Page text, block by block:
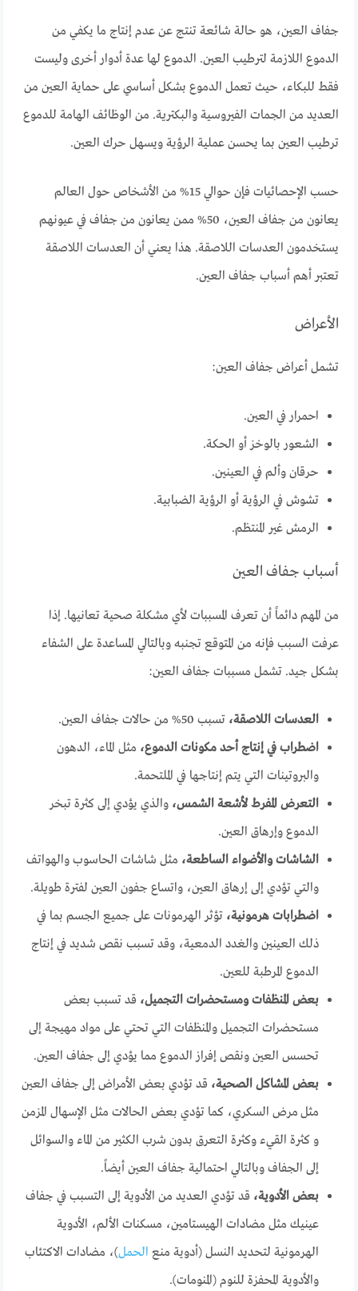
جفاف العين، هو حالة شائعة تنتج عن عدم إنتاج ما يكفي من
الدموع اللازمة لترطيب العين. الدموع لها عدة أدوار أخرى وليست
فقط للبكاء، حيث تعمل الدموع بشكل أساسي على حماية العين من
العديد من الجمات الفيروسية والبكترية. من الوظائف الهامة للدموع
ترطيب العين بما يحسن عملية الرؤية ويسهل حرك العين.
حسب الإحصائيات فإن حوالي 15% من الأشخاص حول العالم
يعانون من جفاف العين، 50% ممن يعانون من جفاف في عيونهم
يستخدمون العدسات اللاصقة. هذا يعني أن العدسات اللاصقة
تعتبر أهم أسباب جفاف العين.
الأعراض
تشمل أعراض جفاف العين:
احمرار في العين.
الشعور بالوخز أو الحكة.
حرقان وألم في العينين.
تشوش في الرؤية أو الرؤية الضبابية.
الرمش غير المنتظم.
أسباب جفاف العين
من المهم دائماً أن تعرف المسببات لأي مشكلة صحية تعانيها. إذا
عرفت السبب فإنه من المتوقع تجنبه وبالتالي المساعدة على الشفاء
بشكل جيد. تشمل مسببات جفاف العين:
العدسات اللاصقة، تسبب 50% من حالات جفاف العين.
اضطراب في إنتاج أحد مكونات الدموع، مثل الماء، الدهون
والبروتينات التي يتم إنتاجها في الملتحمة.
التعرض المفرط لأشعة الشمس، والذي يؤدي إلى كثرة تبخر
الدموع وإرهاق العين.
الشاشات والأضواء الساطعة، مثل شاشات الحاسوب والهواتف
والتي تؤدي إلى إرهاق العين، واتساع جفون العين لفترة طويلة.
اضطرابات هرمونية، تؤثر الهرمونات على جميع الجسم بما في
ذلك العينين والغدد الدمعية، وقد تسبب نقص شديد في إنتاج
الدموع المرطبة للعين.
بعض المنظفات ومستحضرات التجميل، قد تسبب بعض
مستحضرات التجميل والمنظفات التي تحتي على مواد مهيجة إلى
تحسس العين ونقص إفراز الدموع مما يؤدي إلى جفاف العين.
بعض المشاكل الصحية، قد تؤدي بعض الأمراض إلى جفاف العين
مثل مرض السكري، كما تؤدي بعض الحالات مثل الإسهال المزمن
و كثرة القيء وكثرة التعرق بدون شرب الكثير من الماء والسوائل
إلى الجفاف وبالتالي احتمالية جفاف العين أيضاً.
بعض الأدوية، قد تؤدي العديد من الأدوية إلى التسبب في جفاف
عينيك مثل مضادات الهيستامين، مسكنات الألم، الأدوية
الهرمونية لتحديد النسل (أدوية منع الحمل)، مضادات الاكتئاب
والأدوية المحفزة للنوم (المنومات).